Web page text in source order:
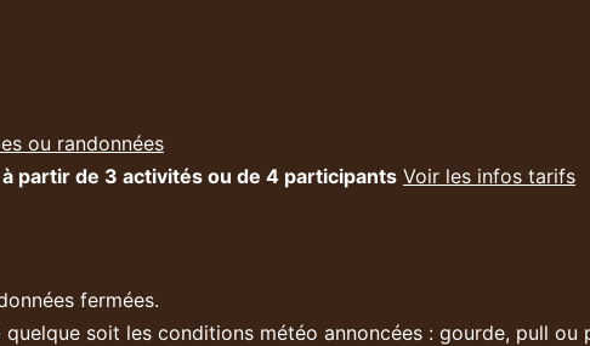
ou randonnées
partir de 3 activités ou de 4 participants Voir les infos tarifs
fermées.
soit les conditions météo annoncées : gourde, pull